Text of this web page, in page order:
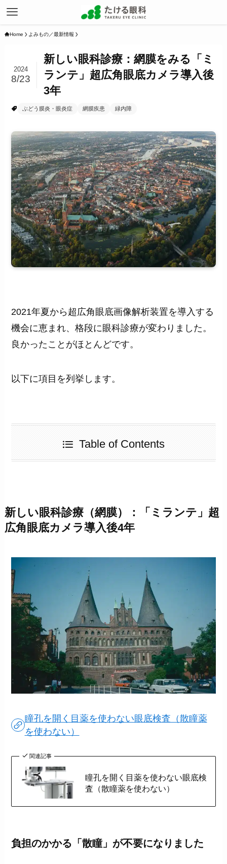
Home よみもの／最新情報
新しい眼科診療：網膜をみる「ミ
ランテ」超広角眼底カメラ導入後
3年
2024
8/23
ぶどう膜炎・眼炎症 網膜疾患 緑内障
2021年夏から超広角眼底画像解析装置を導入する
機会に恵まれ、格段に眼科診療が変わりました。
良かったことがほとんどです。
以下に項目を列挙します。
Table of Contents
新しい眼科診療（網膜）：「ミランテ」超
広角眼底カメラ導入後4年
瞳孔を開く目薬を使わない眼底検査（散瞳薬
を使わない）
関連記事
瞳孔を開く目薬を使わない眼底検
査（散瞳薬を使わない）
負担のかかる「散瞳」が不要になりました